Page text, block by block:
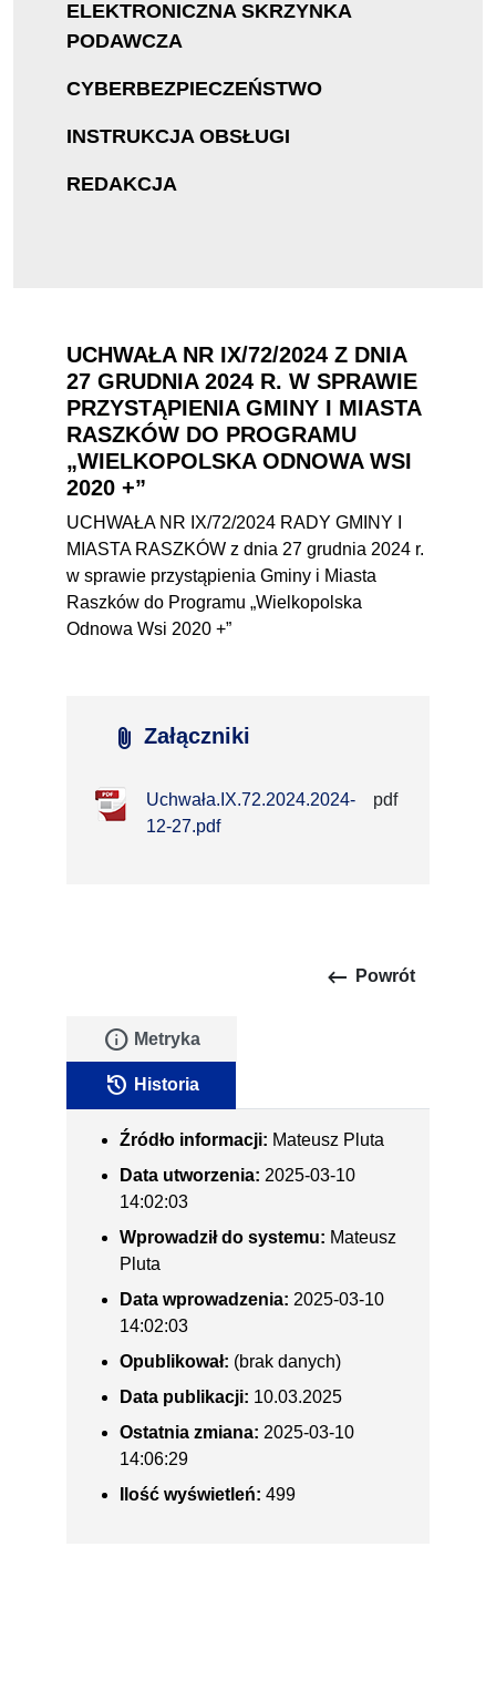
ELEKTRONICZNA SKRZYNKA
PODAWCZA
CYBERBEZPIECZEŃSTWO
INSTRUKCJA OBSŁUGI
REDAKCJA
UCHWAŁA NR IX/72/2024 Z DNIA
27 GRUDNIA 2024 R. W SPRAWIE
PRZYSTĄPIENIA GMINY I MIASTA
RASZKÓW DO PROGRAMU
„WIELKOPOLSKA ODNOWA WSI
2020 +”
UCHWAŁA NR IX/72/2024 RADY GMINY I
MIASTA RASZKÓW z dnia 27 grudnia 2024 r.
w sprawie przystąpienia Gminy i Miasta
Raszków do Programu „Wielkopolska
Odnowa Wsi 2020 +”
attach_file Załączniki
Uchwała.IX.72.2024.2024-
12-27.pdf
pdf
keyboard_backspace Powrót
info Metryka
history Historia
Źródło informacji: Mateusz Pluta
Data utworzenia: 2025-03-10
14:02:03
Wprowadził do systemu: Mateusz
Pluta
Data wprowadzenia: 2025-03-10
14:02:03
Opublikował: (brak danych)
Data publikacji: 10.03.2025
Ostatnia zmiana: 2025-03-10
14:06:29
Ilość wyświetleń: 499